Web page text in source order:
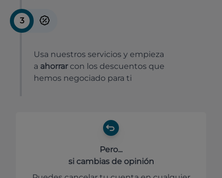
3
Usa nuestros servicios y empieza
a ahorrar con los descuentos que
hemos negociado para ti
Pero...
si cambias de opinión